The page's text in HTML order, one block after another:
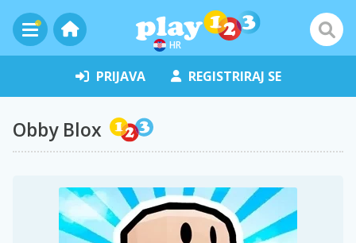
HR
PRIJAVA REGISTRIRAJ SE
Obby Blox